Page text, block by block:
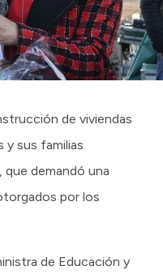
de viviendas
y sus familias
demandó una
por los
de Educación y